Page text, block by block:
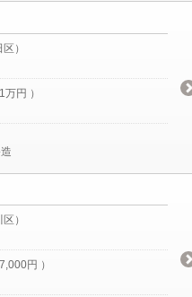
）
万円 ）
）
円 ）